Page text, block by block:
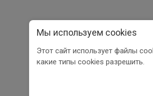
Мы используем cookies
Этот сайт использует файлы
какие типы cookies разрешить.